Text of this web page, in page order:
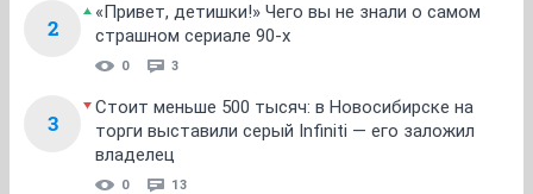
2
«Привет, детишки!» Чего вы не знали о самом
страшном сериале 90-х
0 3
3
Стоит меньше 500 тысяч: в Новосибирске на
торги выставили серый Infiniti — его заложил
владелец
0 13